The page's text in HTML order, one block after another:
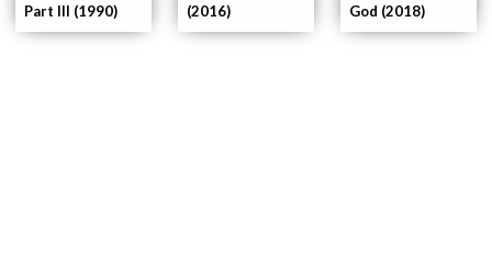
God (2018)
(2016)
Part III (1990)